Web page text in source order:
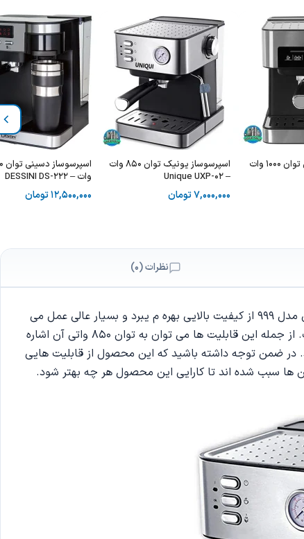
اسپرسوساز دسینی توان 1000 وات
اسپرسوساز یونیک توان 850 وات
– Unique UXP-02
7,000,000تومان
وات – DESSINI DS-222
12,500,000تومان
نظرات (0)
از جمله اسپرسو ساز های برند دسینی که از کارایی فوق العاده عالی بهره می برد می توان به مدل 999 اشاره نمود. این اسپرسو ساز دسینی مدل 999 از کیفیت بالایی بهره م یبرد و بسیار عالی عمل می
نماید. توجه داشته باشید که این اسپرسو ساز به دلیل این که از ویژگی های فوق العاده ای بهره می برد بسیار مورد توجه قرار گرفته است. از جمله این قابلیت ها می توان به توان 850 واتی آن اشاره
می رود. در ضمن توجه داشته باشید که این محصول از قابلیت هایی
ها سبب شده اند تا کارایی این محصول هر چه بهتر شود.